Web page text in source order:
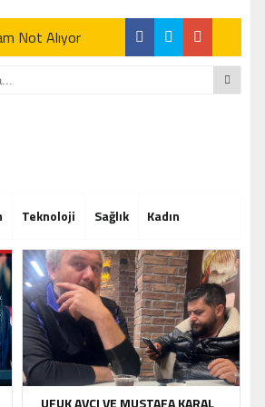
Not Alıyor
Not Alıyor
Teknoloji Sağlık Kadın
UFUK AVCI VE MUSTAFA KARAL